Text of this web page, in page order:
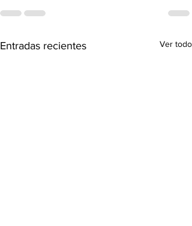
Entradas recientes Ver todo